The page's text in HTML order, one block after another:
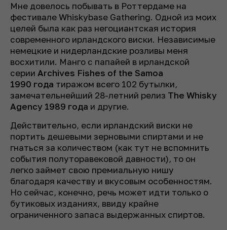
Мне довелось побывать в Роттердаме на
фестивале Whiskybase Gathering. Одной из моих
целей была как раз негоциантская история
современного ирландского виски. Независимые
немецкие и нидерландские розливы меня
восхитили. Манго с папайей в ирландской
серии Archives Fishes of the Samoa
1990 года тиражом всего 102 бутылки,
замечательнейший 28-летний релиз The Whisky
Agency 1989 года и другие.
Действительно, если ирландский виски не
портить дешевыми зерновыми спиртами и не
гнаться за количеством (как тут не вспомнить
события полуторавековой давности), то он
легко займет свою премиальную нишу
благодаря качеству и вкусовым особенностям.
Но сейчас, конечно, речь может идти только о
бутиковых изданиях, ввиду крайне
ограниченного запаса выдержанных спиртов.